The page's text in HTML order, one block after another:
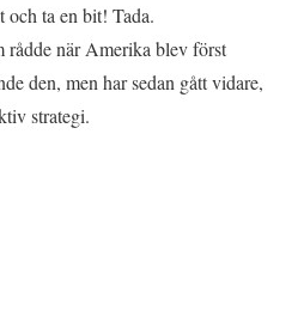
och ta en bit! Tada.
rådde när Amerika blev först
den, men har sedan gått vidare,
strategi.